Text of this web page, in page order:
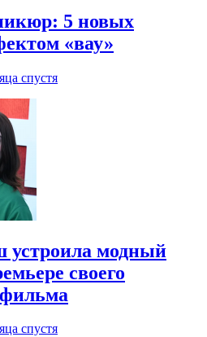
5 новых
«вау»
спустя
модный
своего
спустя